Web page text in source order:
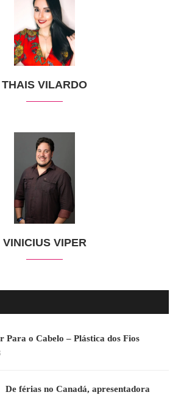
THAIS VILARDO
VINICIUS VIPER
Para o Cabelo – Plástica dos Fios
De férias no Canadá, apresentadora